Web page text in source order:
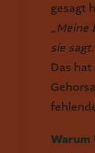
gesagt
„Meine
sie
Das
Warum